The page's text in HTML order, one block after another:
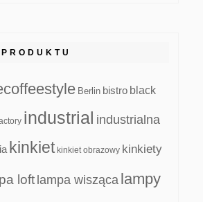
Berlin bistro black
industrial industrialna
kinkiet kinkiet obrazowy kinkiety
loft lampa wisząca lampy